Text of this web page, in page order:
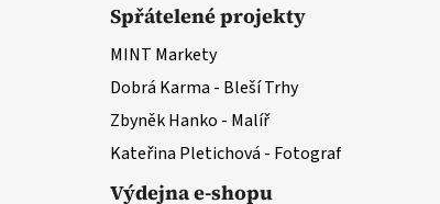
Spřátelené projekty
MINT Markety
Dobrá Karma - Bleší Trhy
Zbyněk Hanko - Malíř
Kateřina Pletichová - Fotograf
Výdejna e-shopu